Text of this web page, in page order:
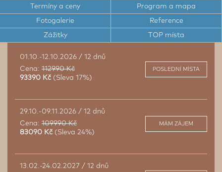
může pouze zdát. Zbožňujeme Arábii a na tomto
zájezdu se dozvíte, proč.
Pod vedením arabistů do zemí emírů, sultánů a
šejků
Komplexní zájezd, na kterém se dozvíte víc
Nejbezpečnější země světa a nejširší program
v Arábii
Termíny a ceny Program a mapa
Fotogalerie Reference
Zážitky TOP místa
01.10.-12.10.2026 / 12 dnů
Cena: 112990 Kč
93390 Kč (Sleva 17%)
POSLEDNÍ MÍSTA
29.10.-09.11.2026 / 12 dnů
Cena: 109990 Kč
83090 Kč (Sleva 24%)
MÁM ZÁJEM
13.02.-24.02.2027 / 12 dnů